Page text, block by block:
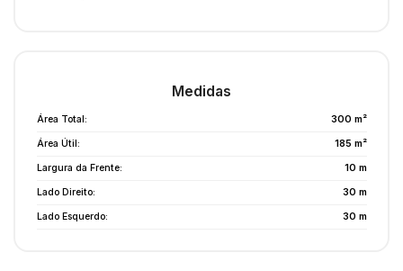
Medidas
Área Total: 300 m²
Área Útil: 185 m²
Largura da Frente: 10 m
Lado Direito: 30 m
Lado Esquerdo: 30 m